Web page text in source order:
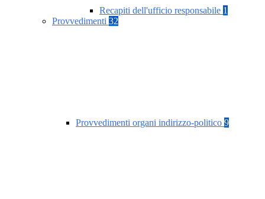
Recapiti dell'ufficio responsabile 1
Provvedimenti 32
Provvedimenti organi indirizzo-politico 9